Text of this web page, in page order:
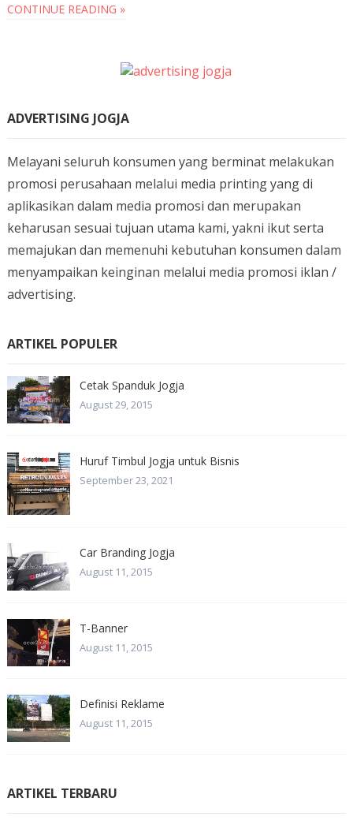
CONTINUE READING »
ADVERTISING JOGJA
Melayani seluruh konsumen yang berminat melakukan
promosi perusahaan melalui media printing yang di
aplikasikan dalam media promosi dan merupakan
keharusan sesuai tujuan utama kami, yakni ikut serta
memajukan dan memenuhi kebutuhan konsumen dalam
menyampaikan keinginan melalui media promosi iklan /
advertising.
ARTIKEL POPULER
Cetak Spanduk Jogja
August 29, 2015
Huruf Timbul Jogja untuk Bisnis
September 23, 2021
Car Branding Jogja
August 11, 2015
T-Banner
August 11, 2015
Definisi Reklame
August 11, 2015
ARTIKEL TERBARU